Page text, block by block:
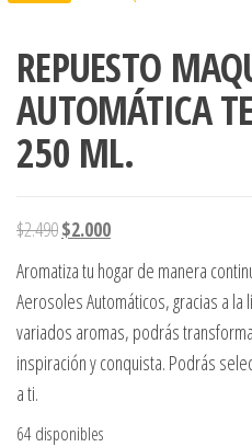
REPUESTO
AUTOMÁTICA
250 ML.
$2.490El precio original era: $2.490.
$2.000El precio actual es:
Aromatiza tu hogar de manera
Aerosoles Automáticos, gracias a
variados aromas, podrás
inspiración y conquista. Podrás
a ti.
64 disponibles